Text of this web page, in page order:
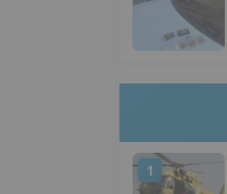
1